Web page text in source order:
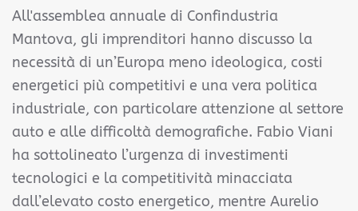
All'assemblea annuale di Confindustria
Mantova, gli imprenditori hanno discusso la
necessità di un’Europa meno ideologica, costi
energetici più competitivi e una vera politica
industriale, con particolare attenzione al settore
auto e alle difficoltà demografiche. Fabio Viani
ha sottolineato l’urgenza di investimenti
tecnologici e la competitività minacciata
dall’elevato costo energetico, mentre Aurelio